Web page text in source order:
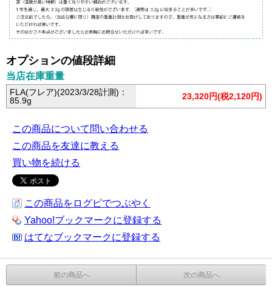
オプションの値段詳細
当店在庫重量
FLA(フレア)(2023/3/28計測)：
85.9g
23,320円(税2,120円)
この商品について問い合わせる
この商品を友達に教える
買い物を続ける
この商品をログピでつぶやく
Yahoo!ブックマークに登録する
はてなブックマークに登録する
前の商品へ 次の商品へ